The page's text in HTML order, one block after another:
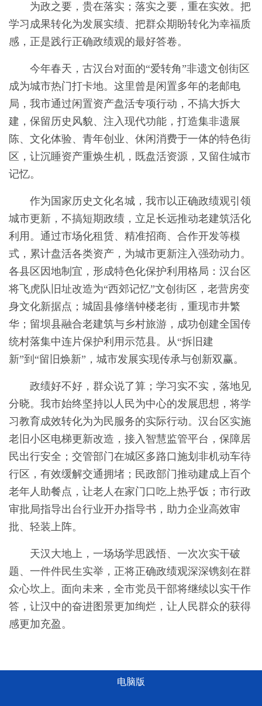
为政之要，贵在落实；落实之要，重在实效。把
学习成果转化为发展实绩、把群众期盼转化为幸福质
感，正是践行正确政绩观的最好答卷。
今年春天，古汉台对面的“爱转角”非遗文创街区
成为城市热门打卡地。这里曾是闲置多年的老邮电
局，我市通过闲置资产盘活专项行动，不搞大拆大
建，保留历史风貌、注入现代功能，打造集非遗展
陈、文化体验、青年创业、休闲消费于一体的特色街
区，让沉睡资产重焕生机，既盘活资源，又留住城市
记忆。
作为国家历史文化名城，我市以正确政绩观引领
城市更新，不搞短期政绩，立足长远推动老建筑活化
利用。通过市场化租赁、精准招商、合作开发等模
式，累计盘活各类资产，为城市更新注入强劲动力。
各县区因地制宜，形成特色化保护利用格局：汉台区
将飞虎队旧址改造为“西郊记忆”文创街区，老营房变
身文化新据点；城固县修缮钟楼老街，重现市井繁
华；留坝县融合老建筑与乡村旅游，成功创建全国传
统村落集中连片保护利用示范县。从“拆旧建
新”到“留旧焕新”，城市发展实现传承与创新双赢。
政绩好不好，群众说了算；学习实不实，落地见
分晓。我市始终坚持以人民为中心的发展思想，将学
习教育成效转化为为民服务的实际行动。汉台区实施
老旧小区电梯更新改造，接入智慧监管平台，保障居
民出行安全；交管部门在城区多路口施划非机动车待
行区，有效缓解交通拥堵；民政部门推动建成上百个
老年人助餐点，让老人在家门口吃上热乎饭；市行政
审批局指导出台行业开办指导书，助力企业高效审
批、轻装上阵。
天汉大地上，一场场学思践悟、一次次实干破
题、一件件民生实举，正将正确政绩观深深镌刻在群
众心坎上。面向未来，全市党员干部将继续以实干作
答，让汉中的奋进图景更加绚烂，让人民群众的获得
感更加充盈。
电脑版